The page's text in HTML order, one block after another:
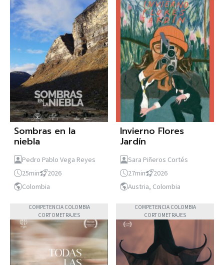
Sombras en la
niebla
Pedro Pablo Vega Reyes
25min
2026
Colombia
Invierno Flores
Jardín
Sara Piñeros Cortés
27min
2026
Austria, Colombia
COMPETENCIA COLOMBIA
CORTOMETRAJES
COMPETENCIA COLOMBIA
CORTOMETRAJES